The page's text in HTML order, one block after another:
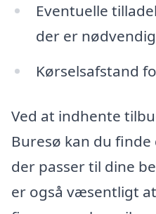
Eventuelle
der er
Kørselsafstand
Ved at indhente
Buresø kan du
der passer til dine
er også væsentligt